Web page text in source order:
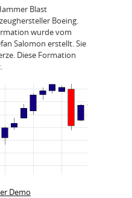
Blast
Boeing.
wurde vom
Salomon erstellt. Sie
Diese Formation
Demo